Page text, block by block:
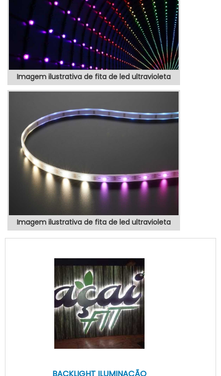
TOTEM POSTO DE GASOLINAHá muit...
Imagem ilustrativa de fita de led ultravioleta
Imagem ilustrativa de fita de led ultravioleta